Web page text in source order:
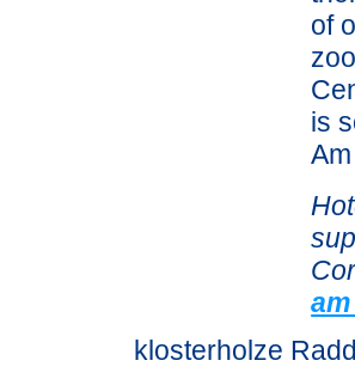
of
is
klosterholze